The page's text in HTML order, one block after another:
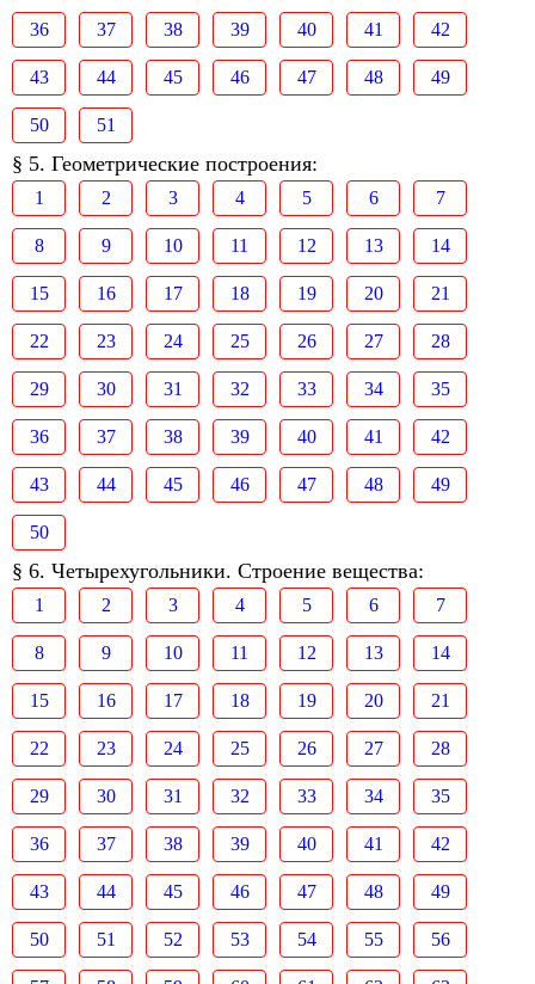
36 37 38 39 40 41 42
43 44 45 46 47 48 49
50 51
§ 5. Геометрические построения:
1 2 3 4 5 6 7
8 9 10 11 12 13 14
15 16 17 18 19 20 21
22 23 24 25 26 27 28
29 30 31 32 33 34 35
36 37 38 39 40 41 42
43 44 45 46 47 48 49
50
§ 6. Четырехугольники. Строение вещества:
1 2 3 4 5 6 7
8 9 10 11 12 13 14
15 16 17 18 19 20 21
22 23 24 25 26 27 28
29 30 31 32 33 34 35
36 37 38 39 40 41 42
43 44 45 46 47 48 49
50 51 52 53 54 55 56